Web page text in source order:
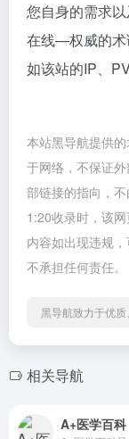
您自身的需求
在线—权威的术
如该站的IP、
本站黑导航提供
于网络，不保证
部链接的指向，
1:20收录时，该
内容如出现违规
不承担任何责任。
黑导航致力于优
相关导航
A+医学百科